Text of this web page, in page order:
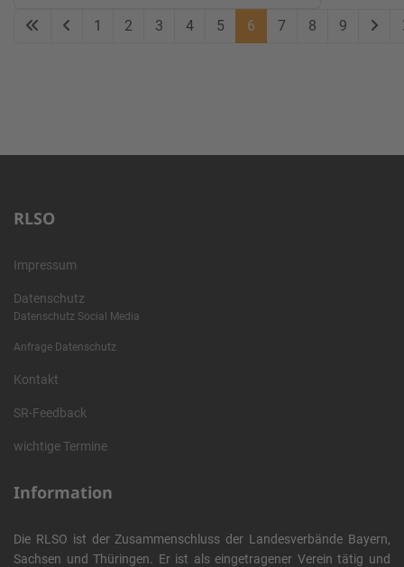
Seite 6 von 9
1 2 3 4 5 6 7 8 9
RLSO
Impressum
Datenschutz
Datenschutz Social Media
Anfrage Datenschutz
Kontakt
SR-Feedback
wichtige Termine
Information
Die RLSO ist der Zusammenschluss der Landesverbände Bayern,
Sachsen und Thüringen. Er ist als eingetragener Verein tätig und